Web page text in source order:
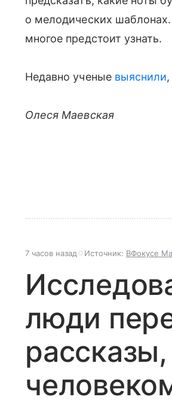
о мелодических
многое предстоит узнать.
Недавно ученые выяснили
Олеся Маевская
7 часов назад Источник: ВФокусе
люди